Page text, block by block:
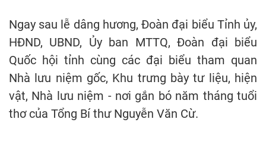
Ngay sau lễ dâng hương, Đoàn đại biểu Tỉnh ủy,
HĐND, UBND, Ủy ban MTTQ, Đoàn đại biểu
Quốc hội tỉnh cùng các đại biểu tham quan
Nhà lưu niệm gốc, Khu trưng bày tư liệu, hiện
vật, Nhà lưu niệm - nơi gắn bó năm tháng tuổi
thơ của Tổng Bí thư Nguyễn Văn Cừ.